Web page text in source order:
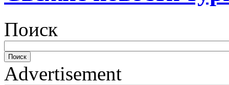
Поиск
Advertisement